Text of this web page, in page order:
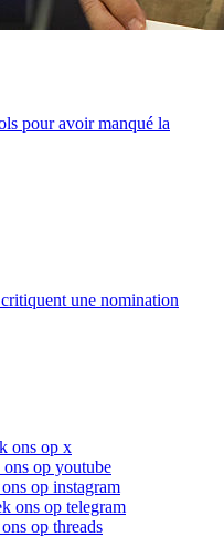
pour avoir manqué la
une nomination
ons op x
op youtube
op instagram
ons op telegram
op threads